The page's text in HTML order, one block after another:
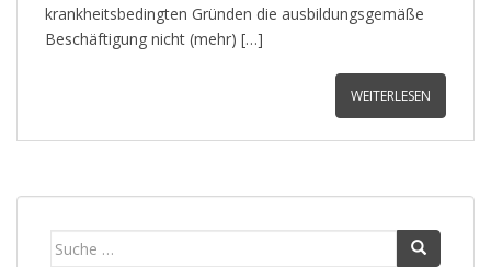
krankheitsbedingten Gründen die ausbildungsgemäße
Beschäftigung nicht (mehr) […]
WEITERLESEN
Suche